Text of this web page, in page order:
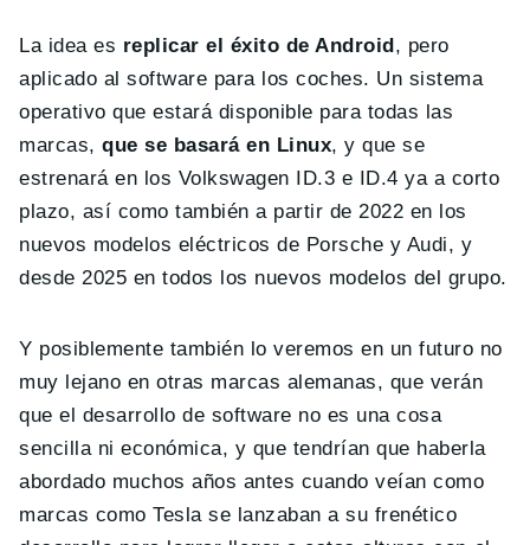
La idea es replicar el éxito de Android, pero
aplicado al software para los coches. Un sistema
operativo que estará disponible para todas las
marcas,que se basará en Linux, y que se
estrenará en los Volkswagen ID.3 e ID.4 ya a corto
plazo, así como también a partir de 2022 en los
nuevos modelos eléctricos de Porsche y Audi, y
desde 2025 en todos los nuevos modelos del grupo.
Y posiblemente también lo veremos en un futuro no
muy lejano en otras marcas alemanas, que verán
que el desarrollo de software no es una cosa
sencilla ni económica, y que tendrían que haberla
abordado muchos años antes cuando veían como
marcas como Tesla se lanzaban a su frenético